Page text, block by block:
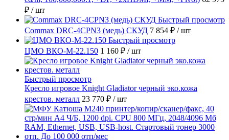
₽ / шт
Быстрый просмотр
Commax DRC-4CPN3 (медь) СКУД 7 854 ₽ / шт
Быстрый просмотр
ЦМО ВКО-М-22.150 1 160 ₽ / шт
Быстрый просмотр
Кресло игровое Knight Gladiator черный эко.кожа
крестов. металл 23 770 ₽ / шт